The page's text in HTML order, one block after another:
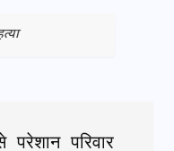
परिवार